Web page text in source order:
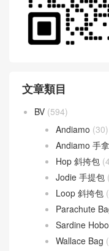
文章類目
(594)
Andiamo(30)